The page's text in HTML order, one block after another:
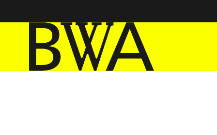
BWA Wrocław
Galerie Sztuki Współczesnej